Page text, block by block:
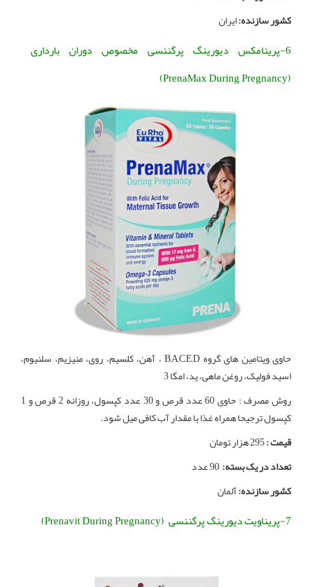
کشور سازنده:ایران
6-پرینامکس دیورینگ پرگننسی مخصوص دوران بارداری
(PrenaMax During Pregnancy)
حاوی ویتامین های گروه B,A,C,E,D ، آهن، کلسیم، روی، منیزیم، سلنیوم،
اسید فولیک، روغن ماهی، ید، امگا 3
روش مصرف : حاوی 60 عدد قرص و 30 عدد کپسول، روزانه 2 قرص و 1
کپسول ترجیحا همراه غذا با مقدار آب کافی میل شود.
قیمت :295 هزار تومان
تعداد در یک بسته:
کشور سازنده:آلمان
7-پریناویت دیورینگ پرگننسی (Prenavit During Pregnancy)